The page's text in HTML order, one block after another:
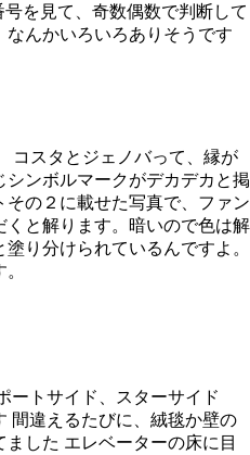
を見て、奇数偶数で判断して
なんかいろいろありそうです
コスタとジェノバって、縁が
ンボルマークがデカデカと掲
の２に載せた写真で、ファン
と解ります。暗いので色は解
り分けられているんですよ。
ートサイド、スターサイド
間違えるたびに、絨毯か壁の
した エレベーターの床に目